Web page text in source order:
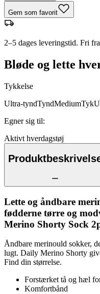
Gem som favorit
2–5 dages leveringstid. Fri
Bløde og lette
Tykkelse
Ultra-tyndTyndMediumTyk
Egner sig til:
Aktivt hverdagstøj
Lette og åndbare
fødderne tørre og
Merino Shorty Sock
Åndbare merinould sokker,
lugt. Daily Merino Shorty
Find din størrelse.
Forstærket tå og hæl
Komfortbånd